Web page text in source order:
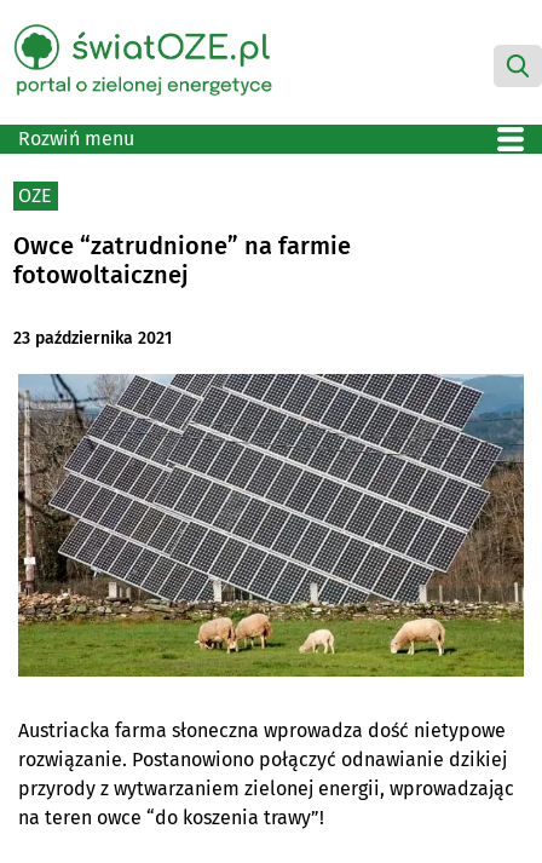
Rozwiń menu
OZE
Owce “zatrudnione” na farmie
fotowoltaicznej
23 października 2021
Austriacka farma słoneczna wprowadza dość nietypowe
rozwiązanie. Postanowiono połączyć odnawianie dzikiej
przyrody z wytwarzaniem zielonej energii, wprowadzając
na teren owce “do koszenia trawy”!